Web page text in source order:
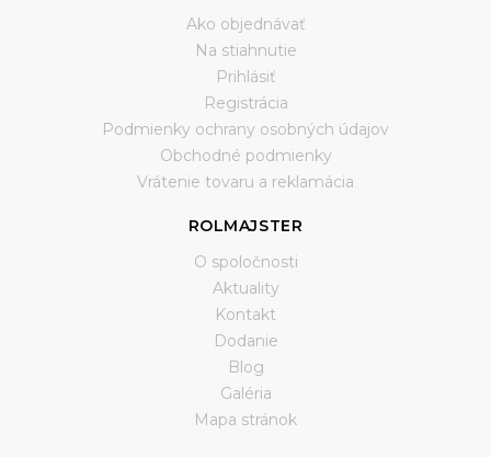
Ako objednávať
Na stiahnutie
Prihlásiť
Registrácia
Podmienky ochrany osobných údajov
Obchodné podmienky
Vrátenie tovaru a reklamácia
ROLMAJSTER
O spoločnosti
Aktuality
Kontakt
Dodanie
Blog
Galéria
Mapa stránok